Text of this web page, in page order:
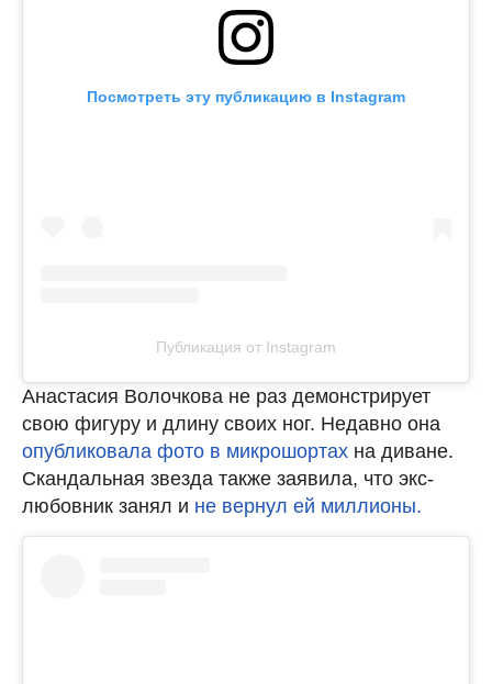
Посмотреть эту публикацию в Instagram
Публикация от Instagram
Анастасия Волочкова не раз демонстрирует
свою фигуру и длину своих ног. Недавно она
опубликовала фото в микрошортах на диване.
Скандальная звезда также заявила, что экс-
любовник занял и не вернул ей миллионы.